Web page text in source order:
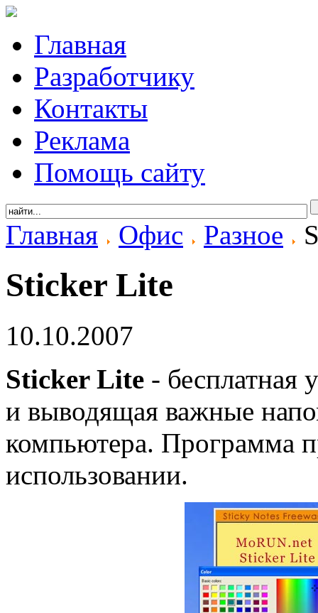
Главная
Разработчику
Контакты
Реклама
Помощь сайту
Главная Офис Разное
Sticker Lite
10.10.2007
Sticker Lite - бесплатная
и выводящая важные
компьютера. Программа
использовании.